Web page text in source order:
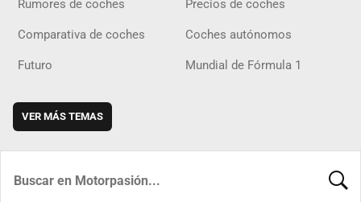
Rumores de coches Precios de coches
Comparativa de coches Coches autónomos
Futuro Mundial de Fórmula 1
VER MÁS TEMAS